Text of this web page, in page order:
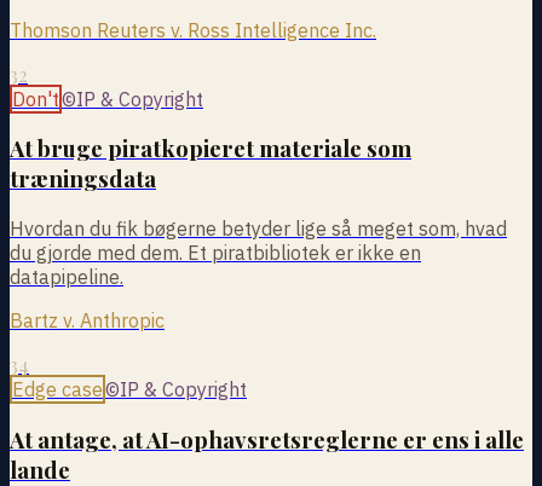
Thomson Reuters v. Ross Intelligence Inc.
32
Don't©IP & Copyright
At bruge piratkopieret materiale som
træningsdata
Hvordan du fik bøgerne betyder lige så meget som, hvad
du gjorde med dem. Et piratbibliotek er ikke en
datapipeline.
Bartz v. Anthropic
34
Edge case©IP & Copyright
At antage, at AI-ophavsretsreglerne er ens i alle
lande